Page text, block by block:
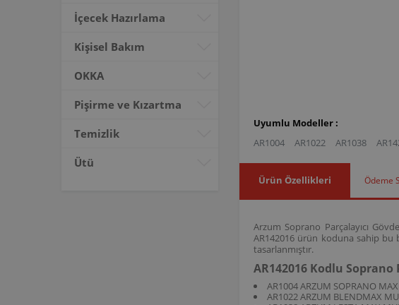
İçecek Hazırlama
Kişisel Bakım
OKKA
Pişirme ve Kızartma
Temizlik
Ütü
Uyumlu Modeller :
AR1004
AR1022 AR1038
Ürün Özellikleri Ödeme
Arzum Soprano Parçalayıcı
AR142016 ürün koduna sahip bu
tasarlanmıştır.
AR142016 Kodlu
AR1004 ARZUM SOPRANO
AR1022 ARZUM BLENDMAX